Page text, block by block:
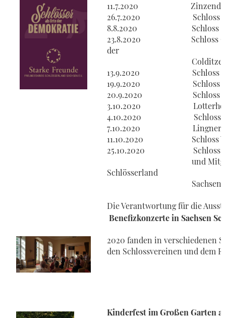
11.7.2020
26.7.2020 Schloss
8.8.2020 Schloss
23.8.2020 Schloss
der
Colditzer
13.9.2020 Schloss
19.9.2020 Schloss
20.9.2020 Schloss
3.10.2020 Lotterhof
4.10.2020 Schloss
7.10.2020
11.10.2020 Schloss
25.10.2020 Schloss
und
Schlösserland
Sachsen
Die Verantwortung für die
Benefizkonzerte in Sachsen
2020 fanden in verschiedenen
den Schlossvereinen und dem
Kinderfest im Großen Garten